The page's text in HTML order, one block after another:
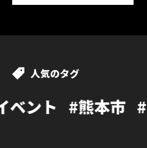
人気のタグ
#カフェ #温泉